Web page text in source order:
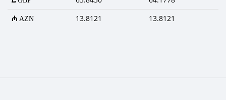
AZN 13.8121 13.8121